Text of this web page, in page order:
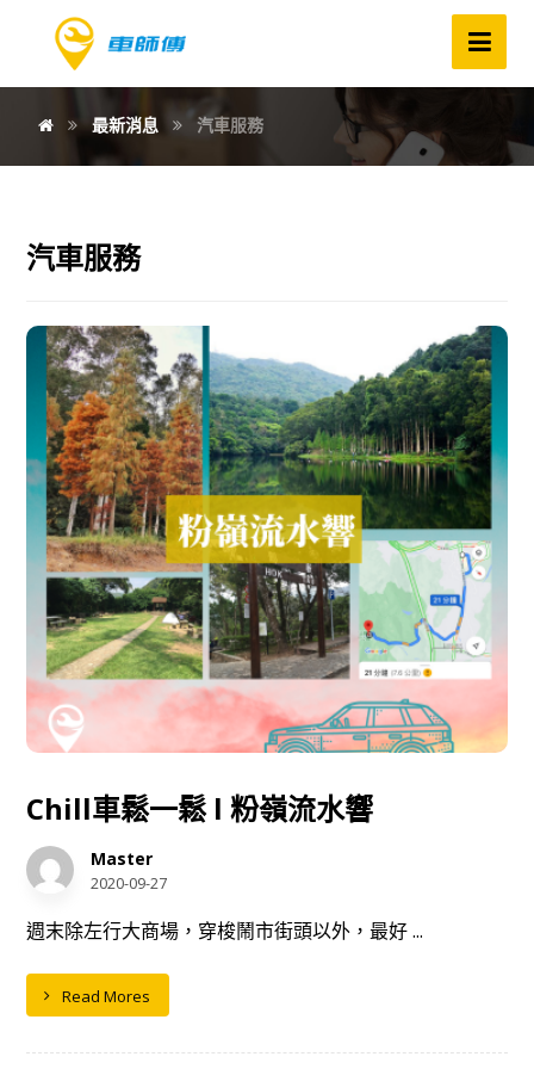
最新消息 汽車服務
汽車服務
Chill車鬆一鬆 l 粉嶺流水響
Master
2020-09-27
週末除左行大商場，穿梭鬧市街頭以外，最好 ...
Read Mores